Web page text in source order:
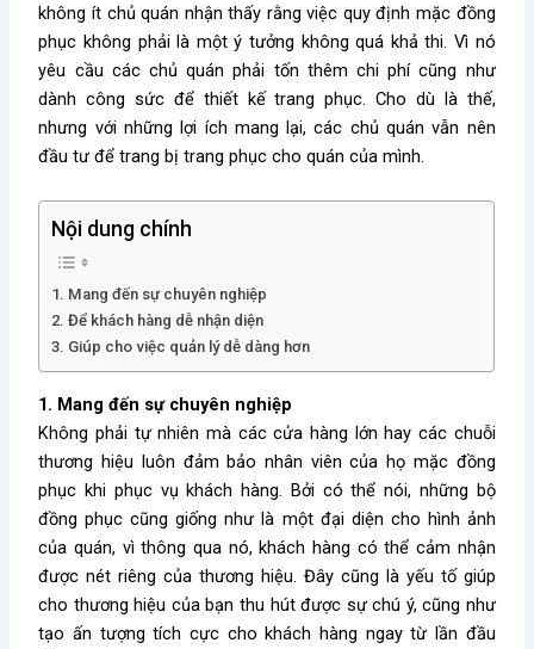
không ít chủ quán nhận thấy rằng việc quy định mặc đồng
phục không phải là một ý tưởng không quá khả thi. Vì nó
yêu cầu các chủ quán phải tốn thêm chi phí cũng như
dành công sức để thiết kế trang phục. Cho dù là thế,
nhưng với những lợi ích mang lại, các chủ quán vẫn nên
đầu tư để trang bị trang phục cho quán của mình.
Nội dung chính
1. Mang đến sự chuyên nghiệp
2. Để khách hàng dễ nhận diện
3. Giúp cho việc quản lý dễ dàng hơn
1. Mang đến sự chuyên nghiệp
Không phải tự nhiên mà các cửa hàng lớn hay các chuỗi
thương hiệu luôn đảm bảo nhân viên của họ mặc đồng
phục khi phục vụ khách hàng. Bởi có thể nói, những bộ
đồng phục cũng giống như là một đại diện cho hình ảnh
của quán, vì thông qua nó, khách hàng có thể cảm nhận
được nét riêng của thương hiệu. Đây cũng là yếu tố giúp
cho thương hiệu của bạn thu hút được sự chú ý, cũng như
tạo ấn tượng tích cực cho khách hàng ngay từ lần đầu